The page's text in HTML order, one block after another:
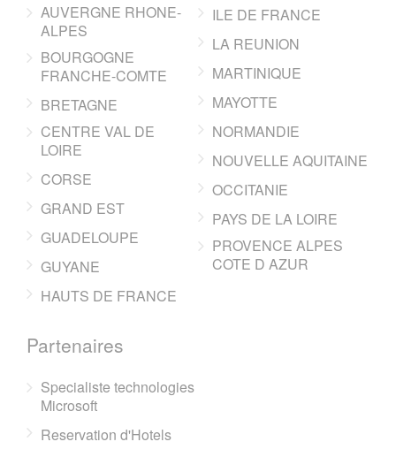
AUVERGNE RHONE-
ALPES
BOURGOGNE
FRANCHE-COMTE
BRETAGNE
CENTRE VAL DE
LOIRE
CORSE
GRAND EST
GUADELOUPE
GUYANE
HAUTS DE FRANCE
ILE DE FRANCE
LA REUNION
MARTINIQUE
MAYOTTE
NORMANDIE
NOUVELLE AQUITAINE
OCCITANIE
PAYS DE LA LOIRE
PROVENCE ALPES
COTE D AZUR
Partenaires
Specialiste technologies
Microsoft
Reservation d'Hotels